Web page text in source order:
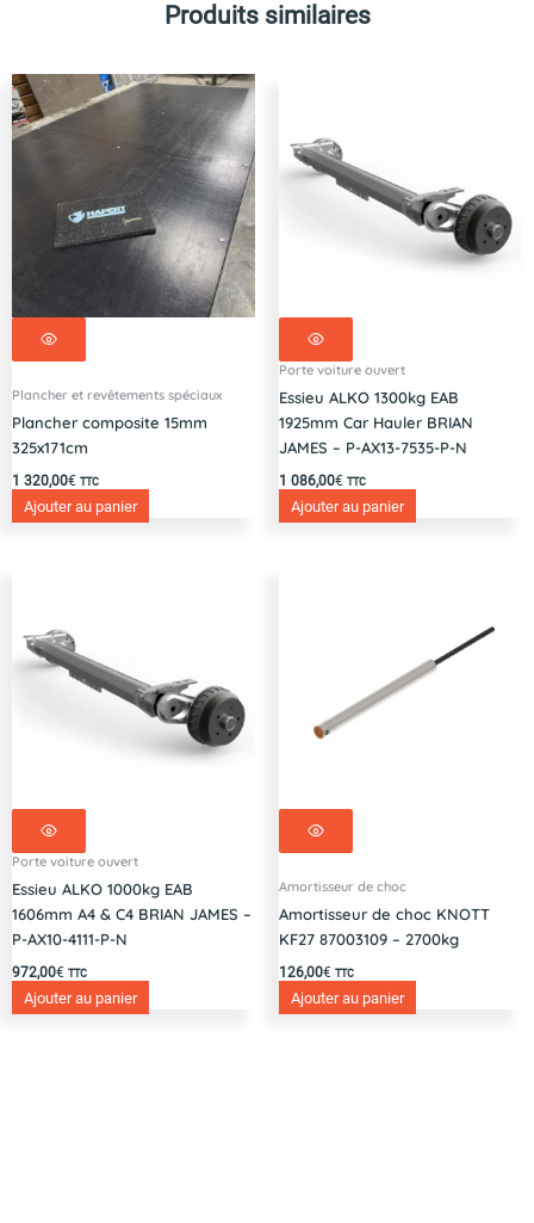
Produits similaires
Plancher et revêtements spéciaux
Plancher composite 15mm
325x171cm
1 320,00€ TTC
Ajouter au panier
Porte voiture ouvert
Essieu ALKO 1300kg EAB
1925mm Car Hauler BRIAN
JAMES – P-AX13-7535-P-N
1 086,00€ TTC
Ajouter au panier
Porte voiture ouvert
Essieu ALKO 1000kg EAB
1606mm A4 & C4 BRIAN JAMES –
P-AX10-4111-P-N
972,00€ TTC
Ajouter au panier
Amortisseur de choc
Amortisseur de choc KNOTT
KF27 87003109 – 2700kg
126,00€ TTC
Ajouter au panier